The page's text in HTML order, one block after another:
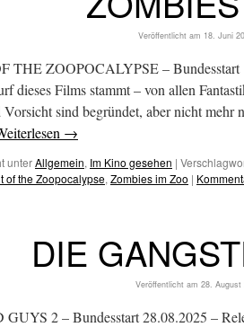
Veröffentlicht am 18. Juni
THE ZOOPOCALYPSE – Bundesstart
dieses Films stammt – von allen
sind begründet, aber nicht
→
unterAllgemein, Im Kino gesehen |
of the Zoopocalypse, Zombies im Zoo |
DIE
Veröffentlicht am 28. August
2 – Bundesstart 28.08.2025 –